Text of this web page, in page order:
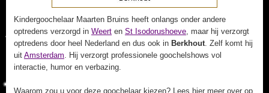
Kindergoochelaar Maarten Bruins heeft onlangs onder andere
optredens verzorgd in Weert en St Isodorushoeve, maar hij verzorgt
optredens door heel Nederland en dus ook in Berkhout. Zelf komt hij
uit Amsterdam. Hij verzorgt professionele goochelshows vol
interactie, humor en verbazing.
Waarom zou u voor deze goochelaar kiezen? Lees hier meer over op